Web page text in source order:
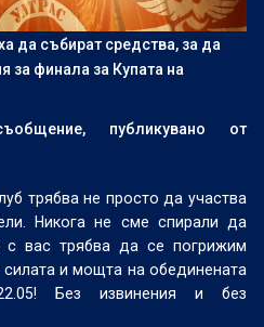
да събират средства, за да
за финала за Купата на
публикувано от
трябва не просто да участва
Никога не сме спирали да
вас трябва да се погрижим
силата и мощта на обединената
Без извинения и без